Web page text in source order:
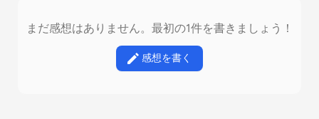
まだ感想はありません。最初の1件を書きましょう！
感想を書く